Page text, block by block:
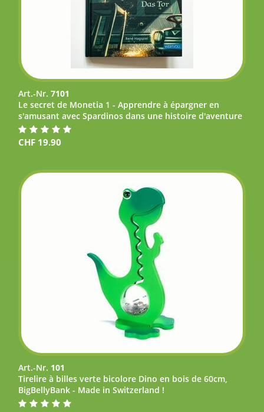
Art.-Nr. 7101
Le secret de Monetia 1 - Apprendre à épargner en
s'amusant avec Spardinos dans une histoire d'aventure
CHF 19.90
Art.-Nr. 101
Tirelire à billes verte bicolore Dino en bois de 60cm,
BigBellyBank - Made in Switzerland !